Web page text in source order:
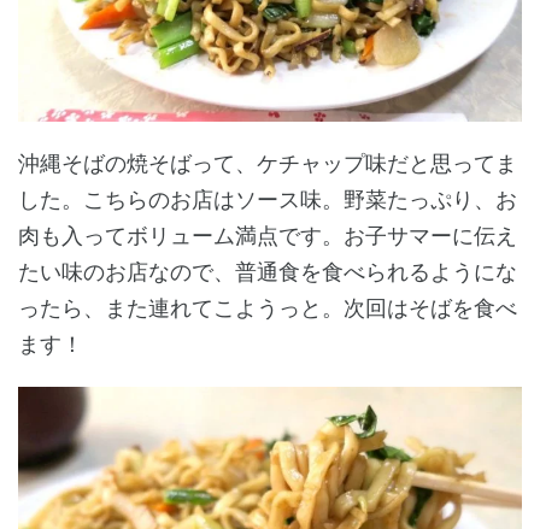
沖縄そばの焼そばって、ケチャップ味だと思ってま
した。こちらのお店はソース味。野菜たっぷり、お
肉も入ってボリューム満点です。お子サマーに伝え
たい味のお店なので、普通食を食べられるようにな
ったら、また連れてこようっと。次回はそばを食べ
ます！